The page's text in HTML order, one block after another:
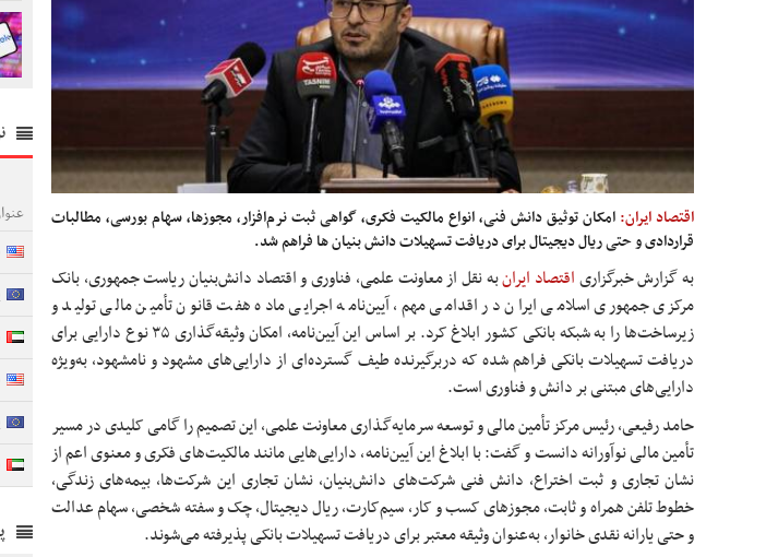
اقتصاد ایران: امکان توثیق دانش فنی، انواع مالکیت فکری، گواهی ثبت نرم‌افزار، مجوزها، سهام بورسی، مطالبات
قراردادی و حتی ریال دیجیتال برای دریافت تسهیلات دانش بنیان ها فراهم شد.
به گزارش خبرگزاریاقتصاد ایرانبهنقل از معاونت علمی، فناوری و اقتصاد دانش‌بنیان ریاست جمهوری، بانک
مرکزی جمهوری اسلامی ایران در اقدامی مهم، آیین‌نامه اجرایی ماده هفت قانون تأمین مالی تولید و
زیرساخت‌ها را به شبکه بانکی کشور ابلاغ کرد. بر اساس این آیین‌نامه، امکان وثیقه‌گذاری ۳۵ نوع دارایی برای
دریافت تسهیلات بانکی فراهم شده که دربرگیرنده طیف گسترده‌ای از دارایی‌های مشهود و نامشهود، به‌ویژه
دارایی‌های مبتنی بر دانش و فناوری است.
حامد رفیعی، رئیس مرکز تأمین مالی و توسعه سرمایه‌گذاری معاونت علمی، این تصمیم را گامی کلیدی در مسیر
تأمین مالی نوآورانه دانست و گفت: با ابلاغ این آیین‌نامه، دارایی‌هایی مانند مالکیت‌های فکری و معنوی اعم از
نشان تجاری و ثبت اختراع، دانش فنی شرکت‌های دانش‌بنیان، نشان تجاری این شرکت‌ها، بیمه‌های زندگی،
خطوط تلفن همراه و ثابت، مجوزهای کسب و کار، سیم‌کارت، ریال دیجیتال، چک و سفته شخصی، سهام عدالت
و حتی یارانه نقدی خانوار، به‌عنوان وثیقه معتبر برای دریافت تسهیلات بانکی پذیرفته می‌شوند.